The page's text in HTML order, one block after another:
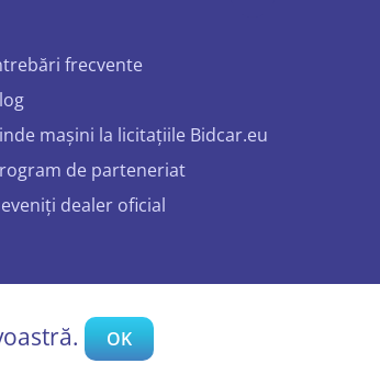
frecvente
mașini la licitațiile Bidcar.eu
de parteneriat
dealer oficial
OK